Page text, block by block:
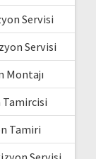
Servisi
Servisi
Montajı
Tamircisi
Tamiri